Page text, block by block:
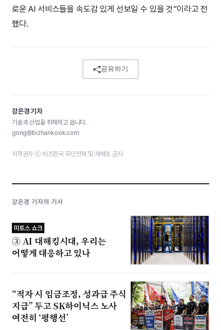
로운 AI 서비스들을 속도감 있게 선보일 수 있을 것”이라고 전
했다.
공유하기
강은경 기자
기술과 산업을 취재하고 씁니다.
gong@bizhankook.com
저작권자 ⓒ 비즈한국 무단전재 및 재배포 금지
강은경 기자의 기사
미토스 쇼크
③ AI 대해킹시대, 우리는
어떻게 대응하고 있나
“적자 시 임금조정, 성과급 주식
지급” 두고 SK하이닉스 노사
여전히 ‘평행선’